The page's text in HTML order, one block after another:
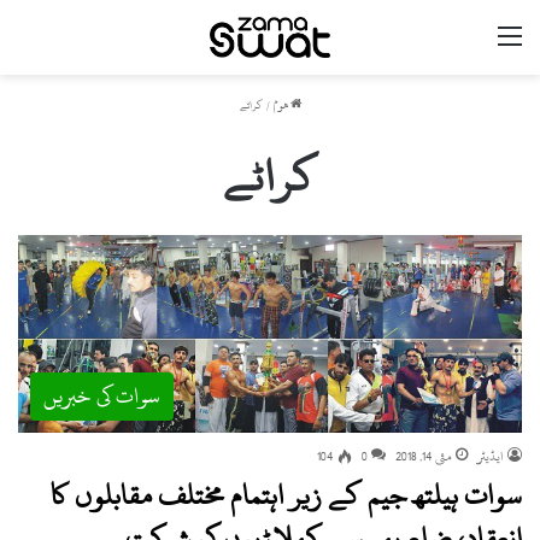
ھوم / کراٹے
کراٹے
سوات کی خبریں
ایڈیٹر مئی 14, 2018 0
104
سوات ہیلتھ جیم کے زیر اہتمام مختلف مقابلوں کا